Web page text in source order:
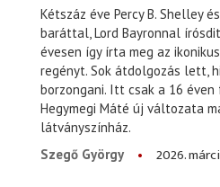
Kétszáz éve Percy B. Shelley
baráttal, Lord Bayronnal
évesen így írta meg az
regényt. Sok átdolgozás lett,
borzongani. Itt csak a 16 éven
Hegymegi Máté új változata
látványszínház.
Szegő György
2026.